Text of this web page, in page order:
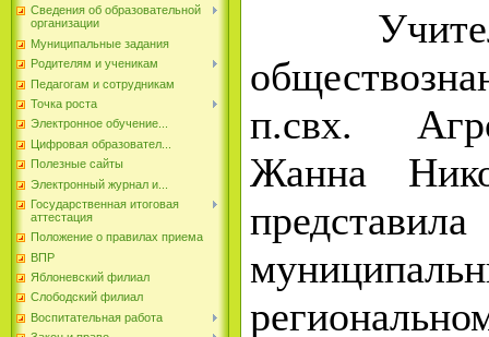
Сведения об образовательной
организации
Муниципальные задания
Родителям и ученикам
Педагогам и сотрудникам
Точка роста
Электронное обучение...
Цифровая образовател...
Полезные сайты
Электронный журнал и...
Государственная итоговая
аттестация
Положение о правилах приема
ВПР
Яблоневский филиал
Слободский филиал
Воспитательная работа
п.свх.
Жанна